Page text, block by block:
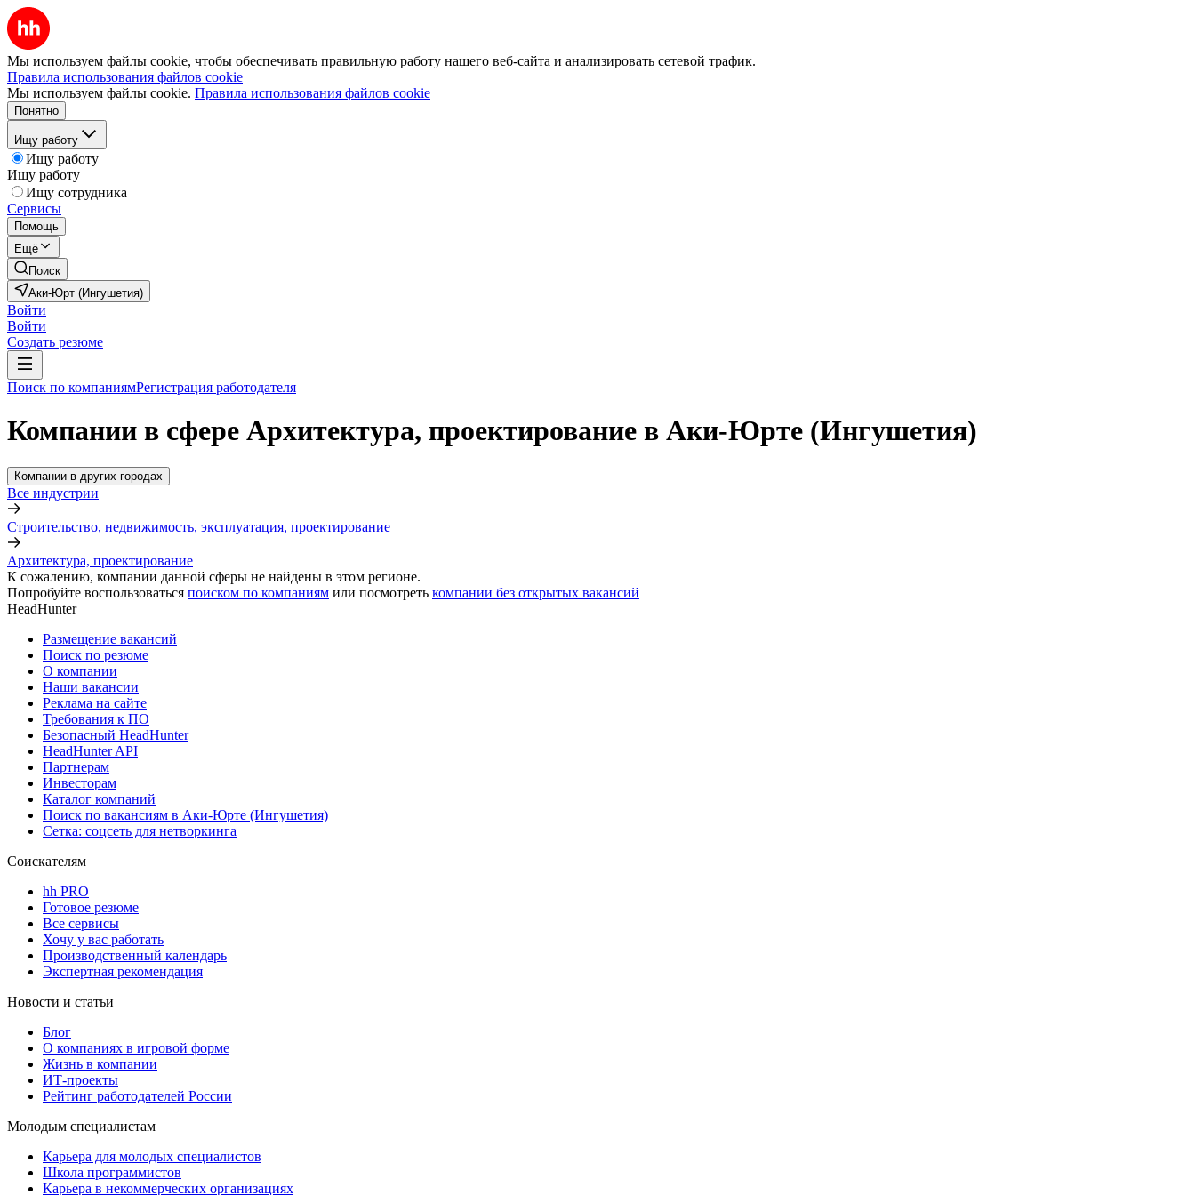
Мы используем файлы cookie, чтобы обеспечивать правильную работу нашего веб-сайта и анализировать сетевой трафик.
Правила использования файлов cookie
Мы используем файлы cookie. Правила использования файлов cookie
Понятно
Ищу работу
Ищу работу
Ищу работу
Ищу сотрудника
Сервисы
Помощь
Ещё
Поиск
Аки-Юрт (Ингушетия)
Войти
Войти
Создать резюме
Поиск по компаниямРегистрация работодателя
Компании в сфере Архитектура, проектирование в Аки-Юрте (Ингушетия)
Компании в других городах
Все индустрии
Строительство, недвижимость, эксплуатация, проектирование
Архитектура, проектирование
К сожалению, компании данной сферы не найдены в этом регионе.
Попробуйте воспользоваться поиском по компаниям или посмотреть компании без открытых вакансий
HeadHunter
Размещение вакансий
Поиск по резюме
О компании
Наши вакансии
Реклама на сайте
Требования к ПО
Безопасный HeadHunter
HeadHunter API
Партнерам
Инвесторам
Каталог компаний
Поиск по вакансиям в Аки-Юрте (Ингушетия)
Сетка: соцсеть для нетворкинга
Соискателям
hh PRO
Готовое резюме
Все сервисы
Хочу у вас работать
Производственный календарь
Экспертная рекомендация
Новости и статьи
Блог
О компаниях в игровой форме
Жизнь в компании
ИТ-проекты
Рейтинг работодателей России
Молодым специалистам
Карьера для молодых специалистов
Школа программистов
Карьера в некоммерческих организациях